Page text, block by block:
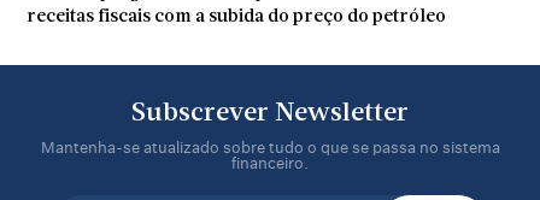
receitas fiscais com a subida do preço do petróleo
Subscrever Newsletter
Mantenha-se atualizado sobre tudo o que se passa no sistema
financeiro.